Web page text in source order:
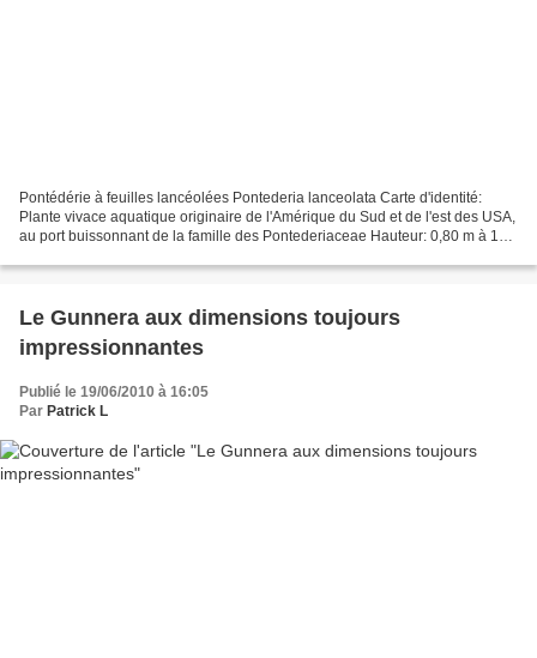
Pontédérie à feuilles lancéolées Pontederia lanceolata Carte d'identité:
Plante vivace aquatique originaire de l'Amérique du Sud et de l'est des USA,
au port buissonnant de la famille des Pontederiaceae Hauteur: 0,80 m à 1m
Le Gunnera aux dimensions toujours
impressionnantes
Publié le 19/06/2010 à 16:05
Par Patrick L